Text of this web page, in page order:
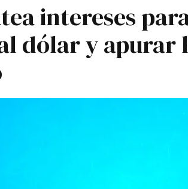
intereses
dólar y apurar